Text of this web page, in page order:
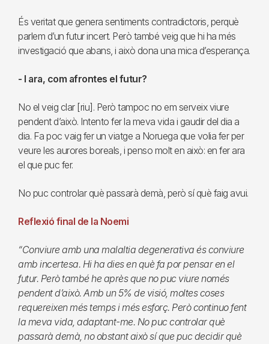
És veritat que genera sentiments contradictoris, perquè
parlem d’un futur incert. Però també veig que hi ha més
investigació que abans, i això dona una mica d’esperança.
- I ara, com afrontes el futur?
No el veig clar [riu]. Però tampoc no em serveix viure
pendent d’això. Intento fer la meva vida i gaudir del dia a
dia. Fa poc vaig fer un viatge a Noruega que volia fer per
veure les aurores boreals, i penso molt en això: en fer ara
el que puc fer.
No puc controlar què passarà demà, però sí què faig avui.
Reflexió final de la Noemi
“Conviure amb una malaltia degenerativa és conviure
amb incertesa. Hi ha dies en què fa por pensar en el
futur. Però també he après que no puc viure només
pendent d’això. Amb un 5% de visió, moltes coses
requereixen més temps i més esforç. Però continuo fent
la meva vida, adaptant-me. No puc controlar què
passarà demà, no obstant això sí que puc decidir què